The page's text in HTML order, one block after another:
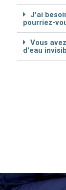
J'ai
pourriez-
Vous
d'eau